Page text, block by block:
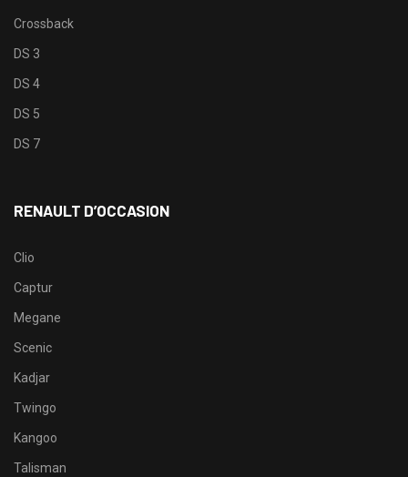
Crossback
DS 3
DS 4
DS 5
DS 7
RENAULT D’OCCASION
Clio
Captur
Megane
Scenic
Kadjar
Twingo
Kangoo
Talisman